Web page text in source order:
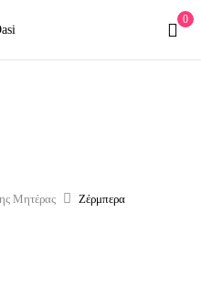
0
Μητέρας Ζέρμπερα